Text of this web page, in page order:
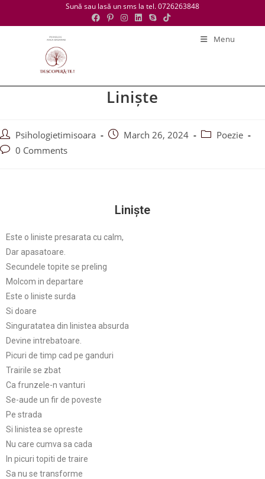
Sună sau lasă un sms la tel. 0726263848
Menu
Liniște
Psihologietimisoara March 26, 2024
Poezie
0 Comments
Liniște
Este o liniste presarata cu calm,
Dar apasatoare.
Secundele topite se preling
Molcom in departare
Este o liniste surda
Si doare
Singuratatea din linistea absurda
Devine intrebatoare.
Picuri de timp cad pe ganduri
Trairile se zbat
Ca frunzele-n vanturi
Se-aude un fir de poveste
Pe strada
Si linistea se opreste
Nu care cumva sa cada
In picuri topiti de traire
Sa nu se transforme